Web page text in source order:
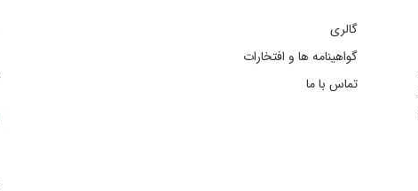
گالری
گواهینامه ها و افتخارات
تماس با ما